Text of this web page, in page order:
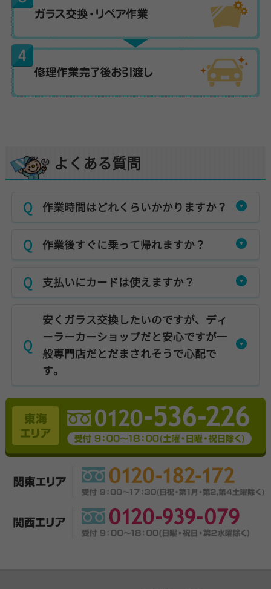
よくある質問
作業時間はどれくらいかかりますか？
作業後すぐに乗って帰れますか？
支払いにカードは使えますか？
安くガラス交換したいのですが、ディ
ーラーカーショップだと安心ですが一
般専門店だとだまされそうで心配で
す。